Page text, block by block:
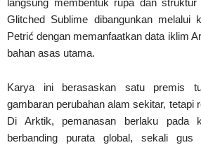
langsung membentuk rupa dan
Glitched Sublime dibangunkan melalui
Petrić dengan memanfaatkan data iklim
bahan asas utama.
Karya ini berasaskan satu premis
gambaran perubahan alam sekitar, tetapi
Di Arktik, pemanasan berlaku pada
berbanding purata global, sekali gus